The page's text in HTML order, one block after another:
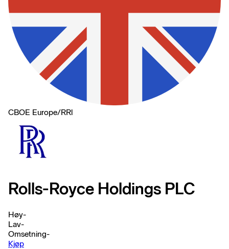
CBOE Europe/RRl
Rolls-Royce Holdings PLC
Høy-
Lav-
Omsetning-
Kjøp